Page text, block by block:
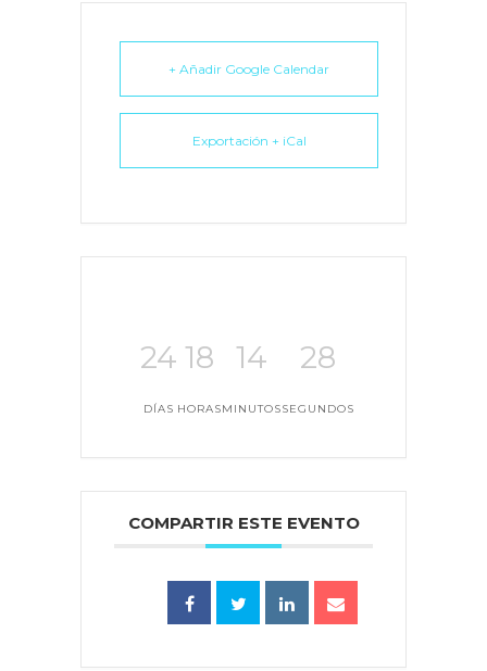
+ Añadir Google Calendar
Exportación + iCal
24
DÍAS
18
HORAS
14
MINUTOS
28
SEGUNDOS
COMPARTIR ESTE EVENTO